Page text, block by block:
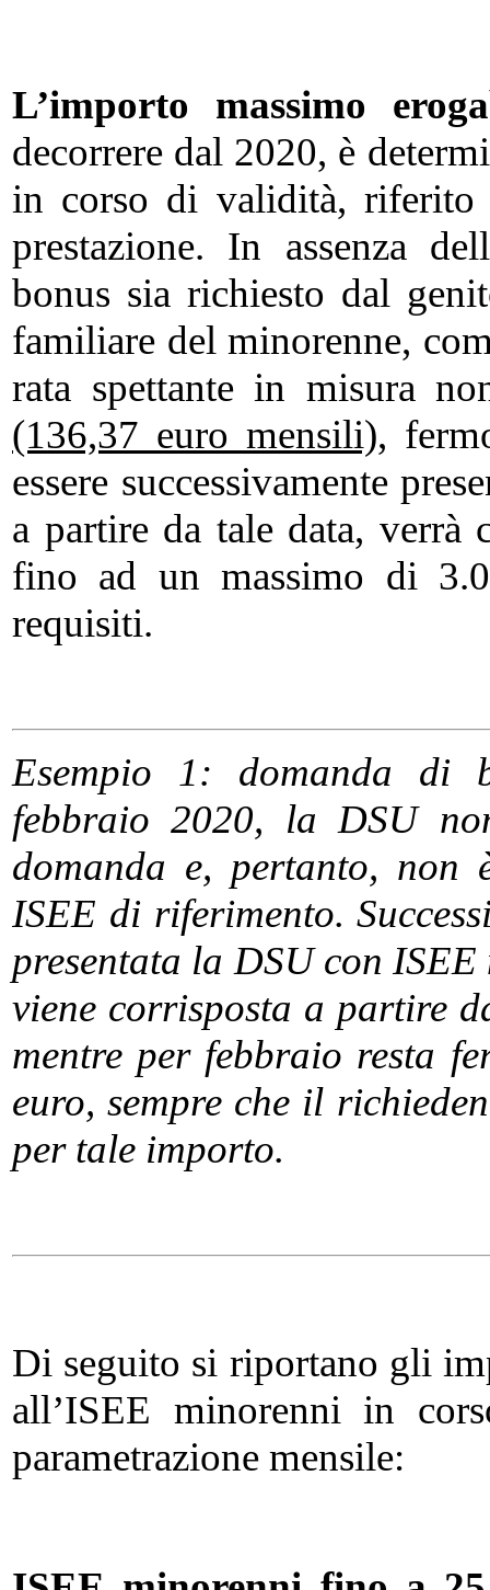
L’importo massimo
decorrere dal 2020, è
in corso di validità,
prestazione. In assenza
bonus sia richiesto dal
familiare del minorenne,
rata spettante in misura
(136,37 euro mensili),
essere successivamente
a partire da tale data, verrà
fino ad un massimo di
requisiti.
Esempio 1: domanda di
febbraio 2020, la DSU
domanda e, pertanto,
ISEE di riferimento.
presentata la DSU con
viene corrisposta a partire
mentre per febbraio resta
euro, sempre che il
per tale importo.
Di seguito si riportano gli
all’ISEE minorenni in
parametrazione mensile: